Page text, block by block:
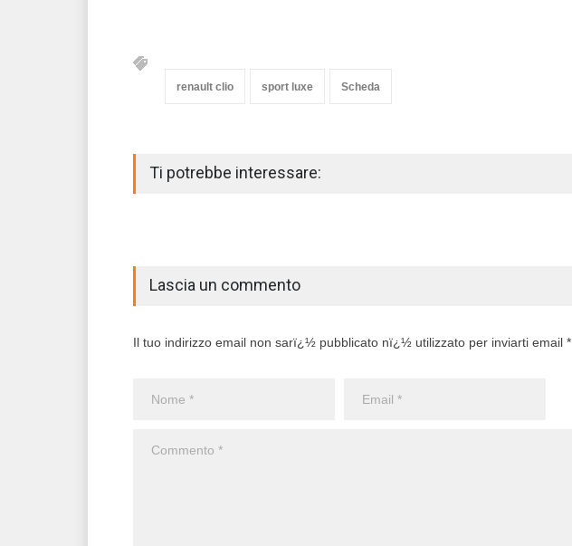
renault clio sport luxe Scheda
Ti potrebbe interessare:
Lascia un commento
Il tuo indirizzo email non sarï¿½ pubblicato nï¿½ utilizzato per inviarti email *